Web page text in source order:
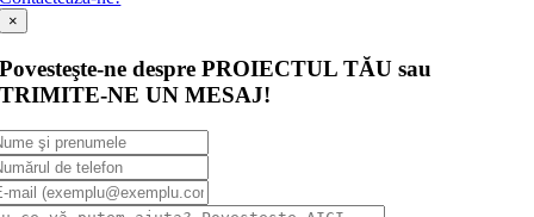
×
Povesteşte-ne despre PROIECTUL TĂU sau
TRIMITE-NE UN MESAJ!